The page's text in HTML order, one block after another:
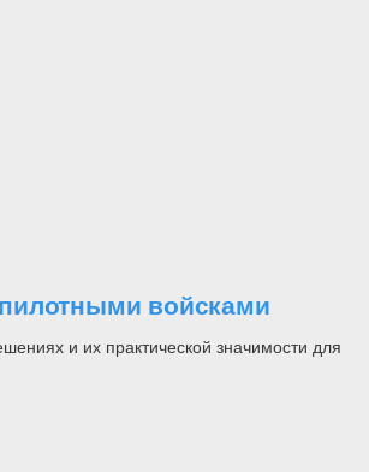
войсками
и их практической значимости для